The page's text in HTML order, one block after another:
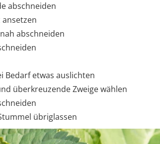
abschneiden
abschneiden
Bedarf etwas auslichten
überkreuzende Zweige wählen
übriglassen